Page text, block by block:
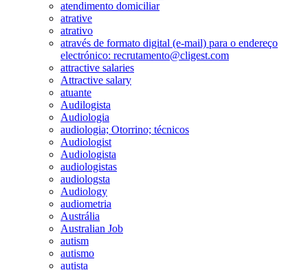
atendimento domiciliar
atrative
atrativo
através de formato digital (e-mail) para o endereço
electrónico: recrutamento@cligest.com
attractive salaries
Attractive salary
atuante
Audilogista
Audiologia
audiologia; Otorrino; técnicos
Audiologist
Audiologista
audiologistas
audiologsta
Audiology
audiometria
Austrália
Australian Job
autism
autismo
autista